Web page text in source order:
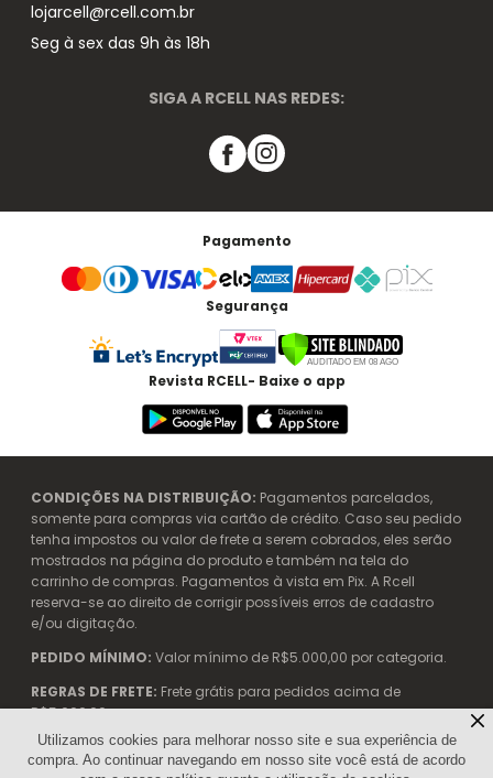
Utilizamos cookies para melhorar nosso site e sua experiência de
compra. Ao continuar navegando em nosso site você está de acordo
lojarcell@rcell.com.br
Seg à sex das 9h às 18h
SIGA A RCELL NAS REDES:
Pagamento
Segurança
Revista RCELL- Baixe o app
CONDIÇÕES NA DISTRIBUIÇÃO: Pagamentos parcelados,
somente para compras via cartão de crédito. Caso seu pedido
tenha impostos ou valor de frete a serem cobrados, eles serão
mostrados na página do produto e também na tela do
carrinho de compras. Pagamentos à vista em Pix. A Rcell
reserva-se ao direito de corrigir possíveis erros de cadastro
e/ou digitação.
PEDIDO MÍNIMO: Valor mínimo de R$5.000,00 por categoria.
REGRAS DE FRETE: Frete grátis para pedidos acima de
R$5.000,00.